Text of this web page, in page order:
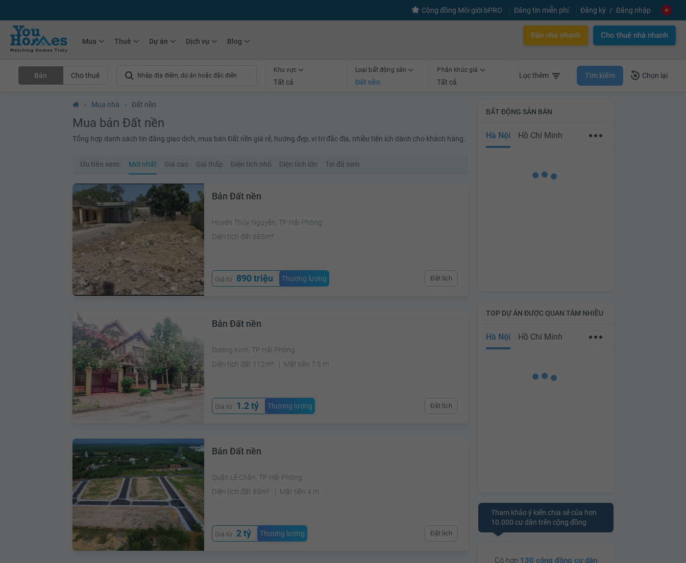
Cộng đồng Môi giới bPRO Đăng tin miễn phí Đăng ký Đăng nhập
Mua Thuê Dự án Dịch vụ Blog
Bán nhà nhanh Cho thuê nhà nhanh
Bán Cho thuê
Khu vực
Tất cả
Loại bất động sản
Đất nền
Phân khúc giá
Tất cả
Lọc thêm Tìm kiếm Chọn lại
› Mua nhà › Đất nền
Mua bán Đất nền
Tổng hợp danh sách tin đăng giao dịch, mua bán Đất nền giá rẻ, hướng đẹp, vị trí đắc địa, nhiều tiện ích dành cho khách hàng.
Ưu tiên xem: Mới nhất Giá cao Giá thấp Diện tích nhỏ Diện tích lớn Tin đã xem
Bán Đất nền
Huyện Thủy Nguyên, TP Hải Phòng
Diện tích đất 685m²
Giá từ 890 triệu Thương lượng Đặt lịch
Bán Đất nền
Dương Kinh, TP Hải Phòng
Diện tích đất 112m²
Mặt tiền 7.5 m
Giá từ 1.2 tỷ Thương lượng Đặt lịch
Bán Đất nền
Quận Lê Chân, TP Hải Phòng
Diện tích đất 85m²
Mặt tiền 4 m
Giá từ 2 tỷ Thương lượng Đặt lịch
BẤT ĐỘNG SẢN BÁN
Hà Nội Hồ Chí Minh
TOP DỰ ÁN ĐƯỢC QUAN TÂM NHIỀU
Hà Nội Hồ Chí Minh
Tham khảo ý kiến chia sẻ của hơn
10.000 cư dân trên cộng đồng
Có hơn 130 cộng đồng cư dân